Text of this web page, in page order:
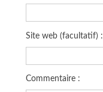
Site web (facultatif) :
Commentaire :